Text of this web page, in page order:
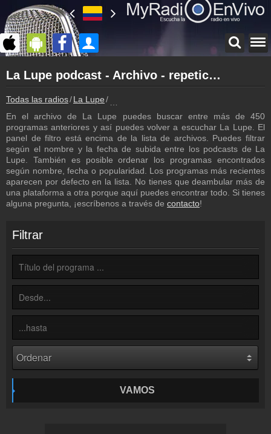
myradioenvivo.mx
La Lupe
Atrás a la página de La Lupe
Inicio de sesión
¡Crea una cuenta propia!
Lista de canciones
Descubre lo que ha sonado hasta ahora
Emisoras
La Lupe frecuencia
¡Escríbenos!
Colaboración
¡Envía tu radio!
Inserción de la radio
Inclúyelo a tu sitio web
La Lupe podcast - Archivo - repetición de los programas
Todas las radios La Lupe
En el archivo de La Lupe puedes buscar entre más de 450
programas anteriores y así puedes volver a escuchar La Lupe. El
panel de filtro está encima de la lista de archivos. Puedes filtrar
según el nombre y la fecha de subida entre los podcasts de La
Lupe. También es posible ordenar los programas encontrados
según nombre, fecha o popularidad. Los programas más recientes
aparecen por defecto en la lista. No tienes que deambular más de
una plataforma a otra porque aquí puedes encontrar todo. Si tienes
alguna pregunta, ¡escríbenos a través de contacto!
Filtrar
VAMOS